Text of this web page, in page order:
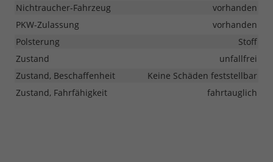
Nichtraucher-Fahrzeug
vorhanden
PKW-Zulassung
vorhanden
Polsterung
Stoff
Zustand
unfallfrei
Zustand, Beschaffenheit
Keine Schäden feststellbar
Zustand, Fahrfähigkeit
fahrtauglich